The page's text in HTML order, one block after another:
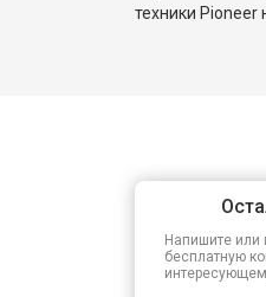
техники
Напишите или
бесплатную